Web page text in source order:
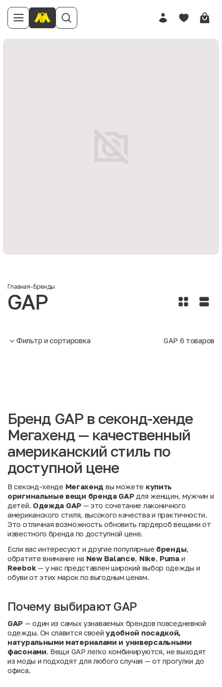
Главная-Бренды
GAP
Фильтр и сортировка GAP 6 товаров
Бренд GAP в секонд-хенде
Мегахенд — качественный
американский стиль по
доступной цене
В секонд-хенде Мегахенд вы можете купить
оригинальные вещи бренда GAPдля женщин, мужчин и
детей. Одежда GAP— это сочетание лаконичного
американского стиля, высокого качества и практичности.
Это отличная возможность обновить гардероб вещами от
известного бренда по доступной цене.
Если вас интересуют и другие популярные бренды,
обратите внимание на New Balance, Nike, Pumaи
Reebok— у нас представлен широкий выбор одежды и
обуви от этих марок по выгодным ценам.
Почему выбирают GAP
GAP — один из самых узнаваемых брендов повседневной
одежды. Он славится своейудобной посадкой,
натуральными материалами и универсальными
фасонами. Вещи GAP легко комбинируются, не выходят
из моды и подходят для любого случая — от прогулки до
офиса.